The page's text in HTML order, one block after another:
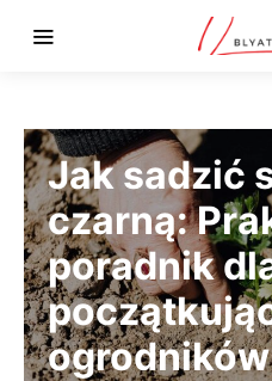
Jak sadzić
czarną:
poradnik
ogrodników